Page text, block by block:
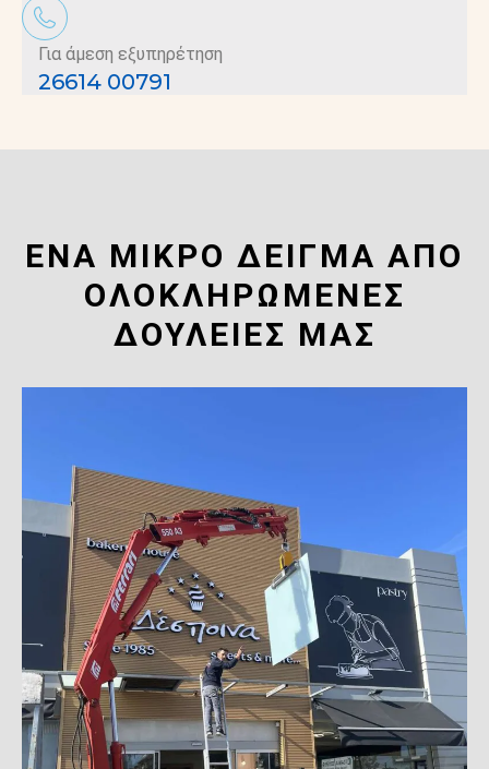
26614 00791
Για άμεση εξυπηρέτηση
ΈΝΑ ΜΙΚΡΟ ΔΕΙΓΜΑ ΑΠΟ
ΟΛΟΚΛΗΡΩΜΕΝΕΣ
ΔΟΥΛΕΙΕΣ ΜΑΣ